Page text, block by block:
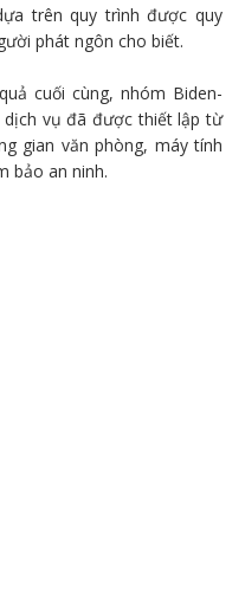
trên quy trình được quy
phát ngôn cho biết.
cuối cùng, nhóm Biden-
dịch vụ đã được thiết lập từ
gian văn phòng, máy tính
bảo an ninh.